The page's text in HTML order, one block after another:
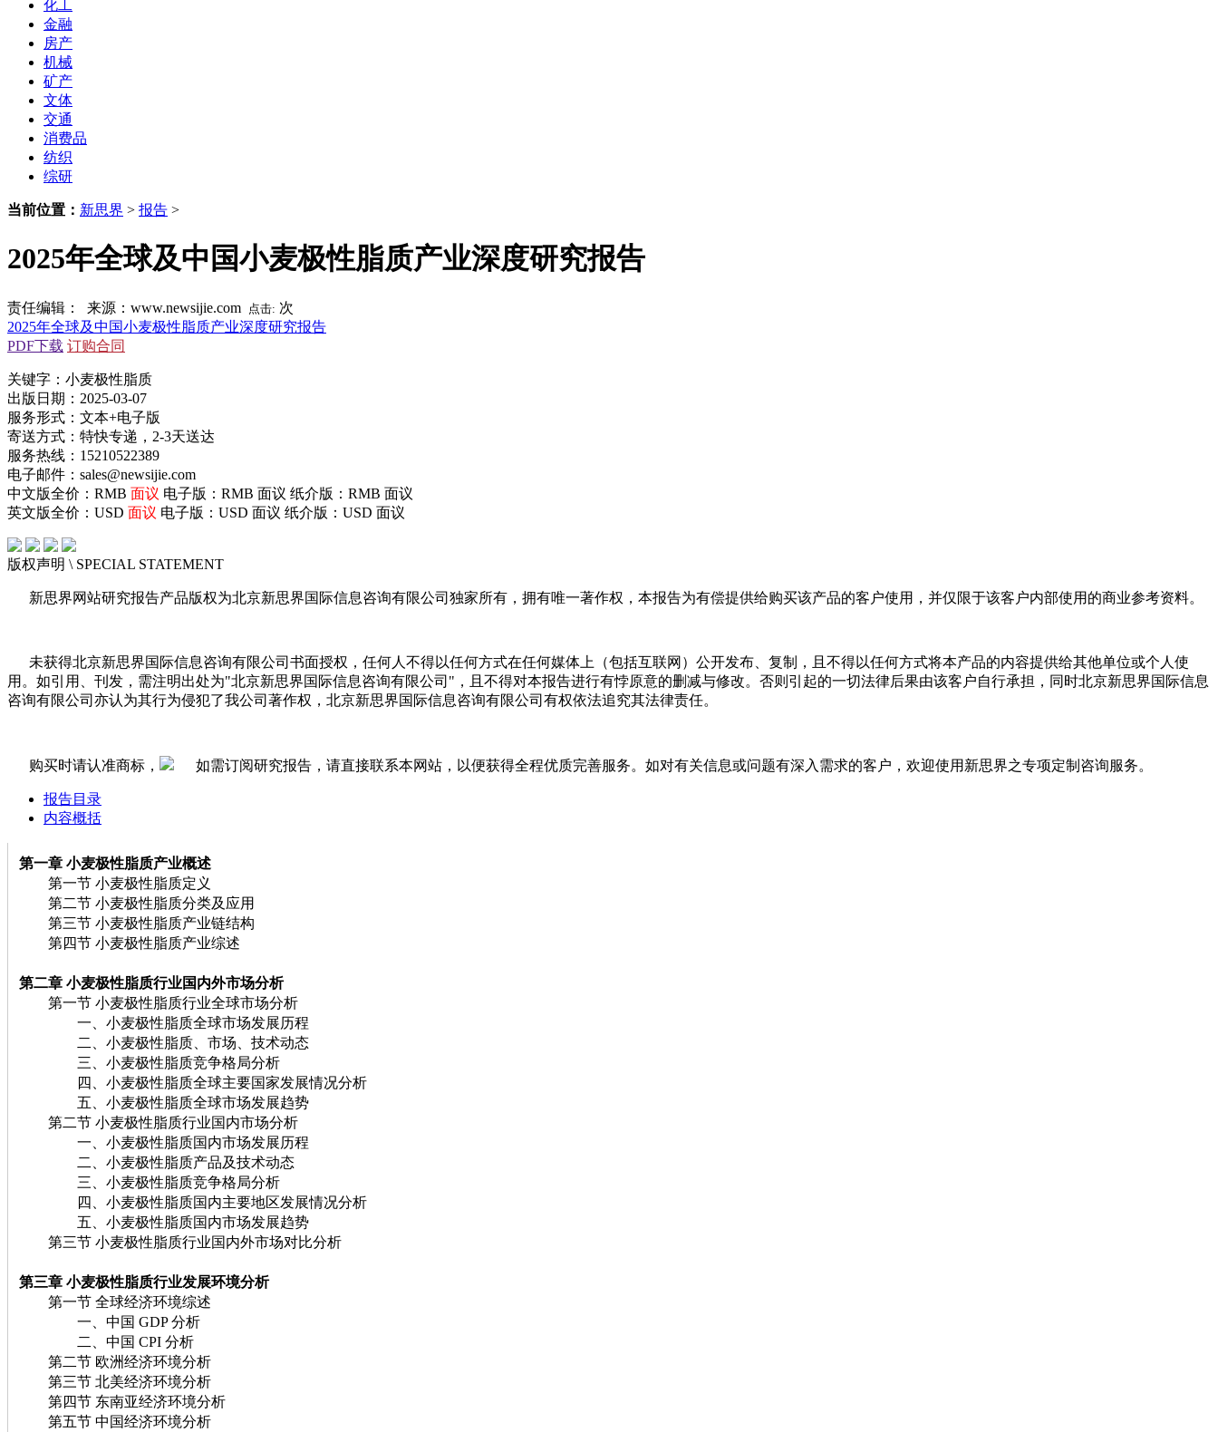
化工
金融
房产
机械
矿产
文体
交通
消费品
纺织
综研
当前位置： 新思界 > 报告 >
2025年全球及中国小麦极性脂质产业深度研究报告
责任编辑： 来源：www.newsijie.com 点击: 次
2025年全球及中国小麦极性脂质产业深度研究报告
PDF下载 订购合同
关键字：小麦极性脂质
出版日期：2025-03-07
服务形式：文本+电子版
寄送方式：特快专递，2-3天送达
服务热线：15210522389
电子邮件：sales@newsijie.com
中文版全价：RMB 面议 电子版：RMB 面议 纸介版：RMB 面议
英文版全价：USD 面议 电子版：USD 面议 纸介版：USD 面议
版权声明 \ SPECIAL STATEMENT
新思界网站研究报告产品版权为北京新思界国际信息咨询有限公司独家所有，拥有唯一著作权，本报告为有偿提供给购买该产品的客户使用，并仅限于该客户内部使用的商业参考资料。
未获得北京新思界国际信息咨询有限公司书面授权，任何人不得以任何方式在任何媒体上（包括互联网）公开发布、复制，且不得以任何方式将本产品的内容提供给其他单位或个人使
用。如引用、刊发，需注明出处为"北京新思界国际信息咨询有限公司"，且不得对本报告进行有悖原意的删减与修改。否则引起的一切法律后果由该客户自行承担，同时北京新思界国际信息
咨询有限公司亦认为其行为侵犯了我公司著作权，北京新思界国际信息咨询有限公司有权依法追究其法律责任。
购买时请认准商标， 如需订阅研究报告，请直接联系本网站，以便获得全程优质完善服务。如对有关信息或问题有深入需求的客户，欢迎使用新思界之专项定制咨询服务。
报告目录
内容概括
第一章 小麦极性脂质产业概述
第一节 小麦极性脂质定义
第二节 小麦极性脂质分类及应用
第三节 小麦极性脂质产业链结构
第四节 小麦极性脂质产业综述
第二章 小麦极性脂质行业国内外市场分析
第一节 小麦极性脂质行业全球市场分析
一、小麦极性脂质全球市场发展历程
二、小麦极性脂质、市场、技术动态
三、小麦极性脂质竞争格局分析
四、小麦极性脂质全球主要国家发展情况分析
五、小麦极性脂质全球市场发展趋势
第二节 小麦极性脂质行业国内市场分析
一、小麦极性脂质国内市场发展历程
二、小麦极性脂质产品及技术动态
三、小麦极性脂质竞争格局分析
四、小麦极性脂质国内主要地区发展情况分析
五、小麦极性脂质国内市场发展趋势
第三节 小麦极性脂质行业国内外市场对比分析
第三章 小麦极性脂质行业发展环境分析
第一节 全球经济环境综述
一、中国 GDP 分析
二、中国 CPI 分析
第二节 欧洲经济环境分析
第三节 北美经济环境分析
第四节 东南亚经济环境分析
第五节 中国经济环境分析